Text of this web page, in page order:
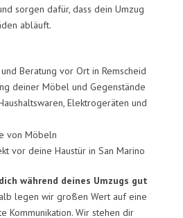
sorgen dafür, dass dein Umzug
abläuft.
Beratung vor Ort in Remscheid
deiner Möbel und Gegenstände
Elektrogeräten und
von Möbeln
vor deine Haustür in San Marino
während deines Umzugs gut
legen wir großen Wert auf eine
Kommunikation. Wir stehen dir